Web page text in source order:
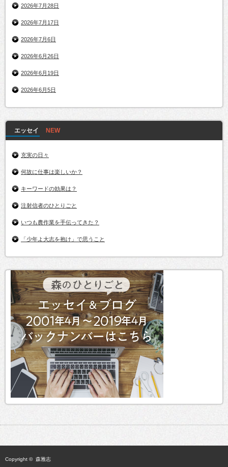
2026年7月28日
2026年7月17日
2026年7月6日
2026年6月26日
2026年6月19日
2026年6月5日
エッセイ
充実の日々
何故に仕事は楽しいか？
キーワードの効果は？
注射信者のひとりごと
いつも農作業を手伝ってきた？
「少年よ大志を抱け」で思うこと
Copyright © 森雅志